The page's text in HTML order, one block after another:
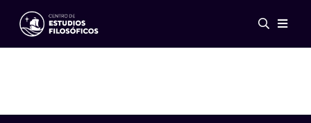
Eventos